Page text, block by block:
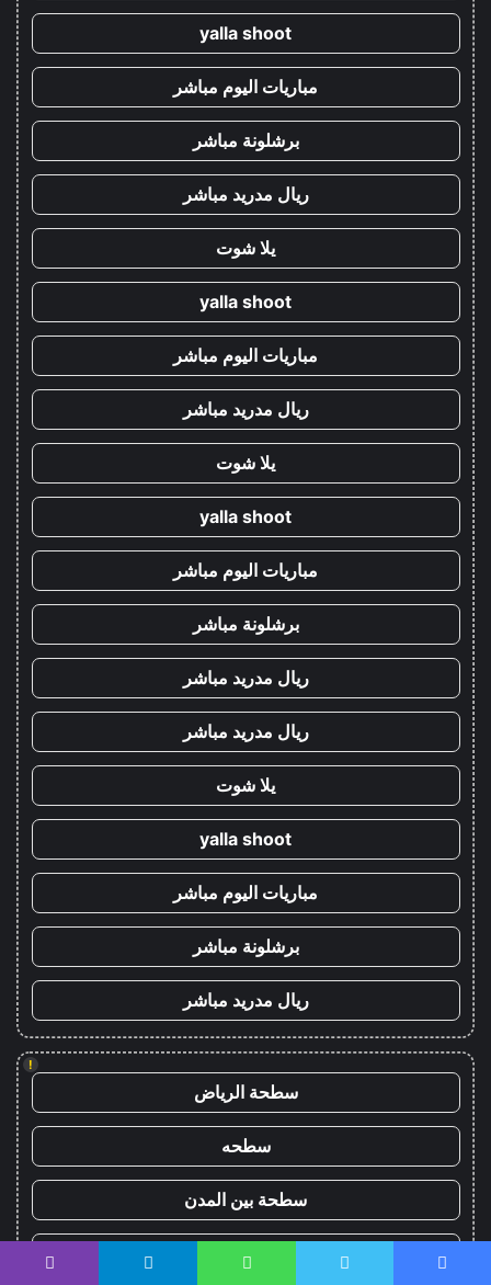
yalla shoot
مباريات اليوم مباشر
برشلونة مباشر
ريال مدريد مباشر
يلا شوت
yalla shoot
مباريات اليوم مباشر
ريال مدريد مباشر
يلا شوت
yalla shoot
مباريات اليوم مباشر
برشلونة مباشر
ريال مدريد مباشر
ريال مدريد مباشر
يلا شوت
yalla shoot
مباريات اليوم مباشر
برشلونة مباشر
ريال مدريد مباشر
!
سطحة الرياض
سطحه
سطحة بين المدن
سطحة هيدروليك